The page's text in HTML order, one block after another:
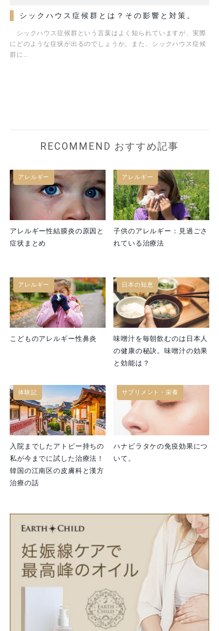
シックハウス症候群とは？その影響と対策。
シックハウス症候群という言葉はよく知られていますが、実際
にどのような症状が出るのでしょうか。また、シックハウス症候
群に…
RECOMMEND おすすめ記事
アレルギー
アレルギー性結膜炎の原因と
症状まとめ
アレルギー
子供のアレルギー：見過ごさ
れている治療法
アレルギー
こどものアレルギー性鼻炎
日本の知恵
味噌汁を毎朝飲むのは日本人
の健康の秘訣。味噌汁の効果
と効能は？
体験記
入院までしたアトピー持ちの
私が今までに試した治療法！
韓国の江南区の皮膚科と漢方
治療の話
サプリメント・栄養
ハナビラタケの免疫効果につ
いて。